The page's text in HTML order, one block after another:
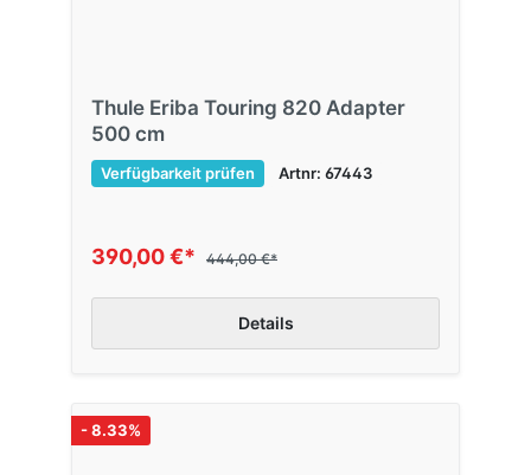
Thule Eriba Touring 820 Adapter
500 cm
Verfügbarkeit prüfen Artnr: 67443
390,00 €* 444,00 €*
Details
- 8.33%